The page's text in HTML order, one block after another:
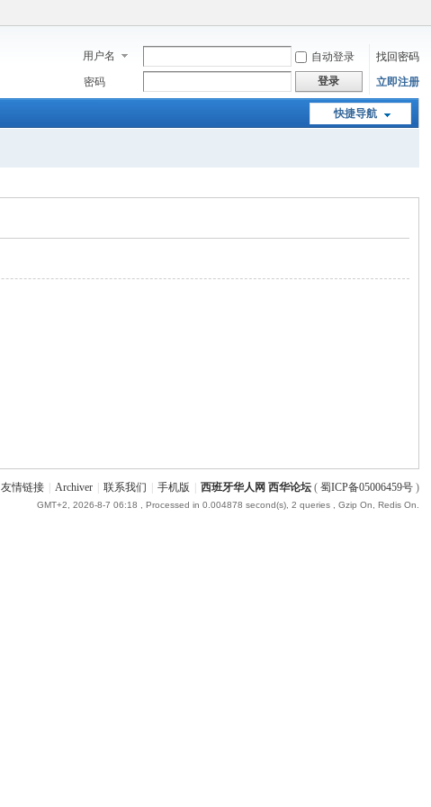
用户名 自动登录
找回密码
密码
登录 立即注册
快捷导航
友情链接 Archiver 联系我们 手机版 西班牙华人网 西华论坛( 蜀ICP备05006459号)
GMT+2, 2026-8-7 06:18 , Processed in 0.004878 second(s), 2 queries , Gzip On, Redis On.